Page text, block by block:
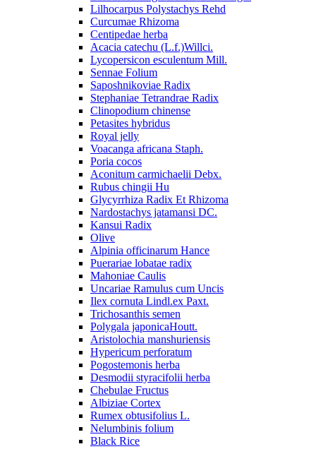
Lilhocarpus Polystachys Rehd
Curcumae Rhizoma
Centipedae herba
Acacia catechu (L.f.)Willci.
Lycopersicon esculentum Mill.
Sennae Folium
Saposhnikoviae Radix
Stephaniae Tetrandrae Radix
Clinopodium chinense
Petasites hybridus
Royal jelly
Voacanga africana Staph.
Poria cocos
Aconitum carmichaelii Debx.
Rubus chingii Hu
Glycyrrhiza Radix Et Rhizoma
Nardostachys jatamansi DC.
Kansui Radix
Olive
Alpinia officinarum Hance
Puerariae lobatae radix
Mahoniae Caulis
Uncariae Ramulus cum Uncis
Ilex cornuta Lindl.ex Paxt.
Trichosanthis semen
Polygala japonicaHoutt.
Aristolochia manshuriensis
Hypericum perforatum
Pogostemonis herba
Desmodii styracifolii herba
Chebulae Fructus
Albiziae Cortex
Rumex obtusifolius L.
Nelumbinis folium
Black Rice